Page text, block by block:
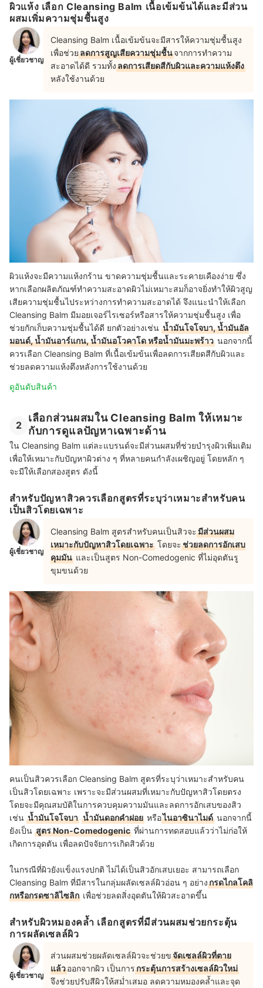
ผิวแห้ง เลือก Cleansing Balm เนื้อเข้มข้นได้และมีส่วน
ผสมเพิ่มความชุ่มชื้นสูง
ผู้เชี่ยวชาญ
Cleansing Balm เนื้อเข้มข้นจะมีสารให้ความชุ่มชื้นสูง
เพื่อช่วยลดการสูญเสียความชุ่มชื้นจากการทำความ
สะอาดได้ดี รวมทั้งลดการเสียดสีกับผิวและความแห้งตึง
หลังใช้งานด้วย
ผิวแห้งจะมีความแห้งกร้าน ขาดความชุ่มชื้นและระคายเคืองง่าย ซึ่ง
หากเลือกผลิตภัณฑ์ทำความสะอาดผิวไม่เหมาะสมก็อาจยิ่งทำให้ผิวสูญ
เสียความชุ่มชื้นไประหว่างการทำความสะอาดได้ จึงแนะนำให้เลือก
Cleansing Balm มีมอยเจอร์ไรเซอร์หรือสารให้ความชุ่มชื้นสูง เพื่อ
ช่วยกักเก็บความชุ่มชื้นได้ดี ยกตัวอย่างเช่น น้ำมันโจโจบา, น้ำมันอัล
มอนด์, น้ำมันอาร์แกน, น้ำมันอโวคาโด หรือน้ำมันมะพร้าว นอกจากนี้
ควรเลือก Cleansing Balm ที่เนื้อเข้มข้นเพื่อลดการเสียดสีกับผิวและ
ช่วยลดความแห้งตึงหลังการใช้งานด้วย
ดูอันดับสินค้า
2
เลือกส่วนผสมใน Cleansing Balm ให้เหมาะ
กับการดูแลปัญหาเฉพาะด้าน
ใน Cleansing Balm แต่ละแบรนด์จะมีส่วนผสมที่ช่วยบำรุงผิวเพิ่มเติม
เพื่อให้เหมาะกับปัญหาผิวต่าง ๆ ที่หลายคนกำลังเผชิญอยู่ โดยหลัก ๆ
จะมีให้เลือกสองสูตร ดังนี้
สำหรับปัญหาสิวควรเลือกสูตรที่ระบุว่าเหมาะสำหรับคน
เป็นสิวโดยเฉพาะ
ผู้เชี่ยวชาญ
Cleansing Balm สูตรสำหรับคนเป็นสิวจะมีส่วนผสม
เหมาะกับปัญหาสิวโดยเฉพาะ โดยจะช่วยลดการอักเสบ
คุมมัน และเป็นสูตร Non-Comedogenic ที่ไม่อุดตันรู
ขุมขนด้วย
คนเป็นสิวควรเลือก Cleansing Balm สูตรที่ระบุว่าเหมาะสำหรับคน
เป็นสิวโดยเฉพาะ เพราะจะมีส่วนผสมที่เหมาะกับปัญหาสิวโดยตรง
โดยจะมีคุณสมบัติในการควบคุมความมันและลดการอักเสบของสิว
เช่น น้ำมันโจโจบา น้ำมันดอกคำฝอย หรือไนอาซินาไมด์ นอกจากนี้
ยังเป็น สูตร Non-Comedogenic ที่ผ่านการทดสอบแล้วว่าไม่ก่อให้
เกิดการอุดตัน เพื่อลดปัจจัยการเกิดสิวด้วย
ในกรณีที่ผิวยังแข็งแรงปกติ ไม่ได้เป็นสิวอักเสบเยอะ สามารถเลือก
Cleansing Balm ที่มีสารในกลุ่มผลัดเซลล์ผิวอ่อน ๆ อย่างกรดไกลโคลิ
กหรือกรดซาลิไซลิก เพื่อช่วยลดสิ่งอุดตันให้ผิวสะอาดขึ้น
สำหรับผิวหมองคล้ำ เลือกสูตรที่มีส่วนผสมช่วยกระตุ้น
การผลัดเซลล์ผิว
ผู้เชี่ยวชาญ
ส่วนผสมช่วยผลัดเซลล์ผิวจะช่วยขจัดเซลล์ผิวที่ตาย
แล้วออกจากผิว เป็นการกระตุ้นการสร้างเซลล์ผิวใหม่
จึงช่วยปรับสีผิวให้สม่ำเสมอ ลดความหมองคล้ำและจุด